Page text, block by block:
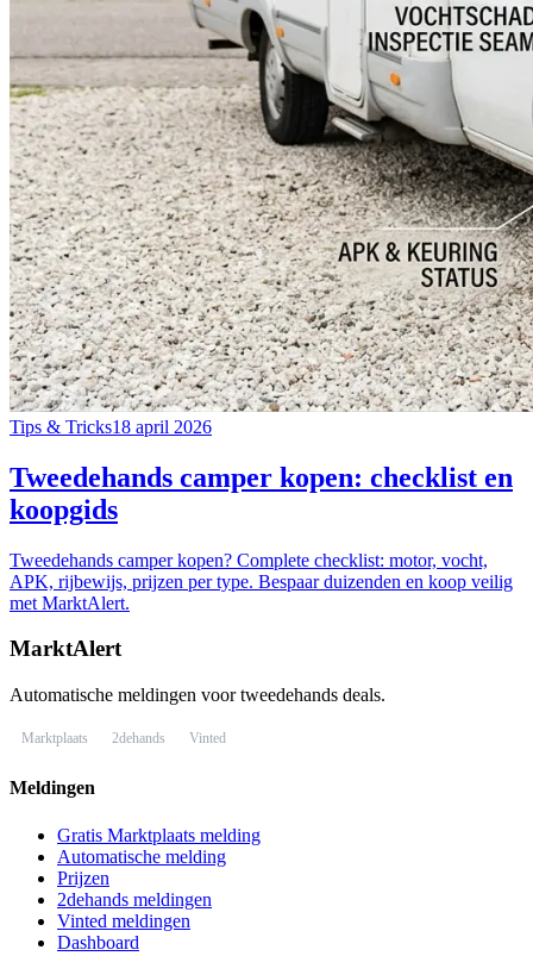
Tips & Tricks18 april 2026
Tweedehands camper kopen: checklist en
koopgids
Tweedehands camper kopen? Complete checklist: motor, vocht,
APK, rijbewijs, prijzen per type. Bespaar duizenden en koop veilig
met MarktAlert.
MarktAlert
Automatische meldingen voor tweedehands deals.
Marktplaats 2dehands Vinted
Meldingen
Gratis Marktplaats melding
Automatische melding
Prijzen
2dehands meldingen
Vinted meldingen
Dashboard